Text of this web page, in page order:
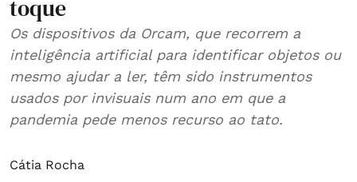
toque
Os dispositivos da Orcam, que recorrem a
inteligência artificial para identificar objetos ou
mesmo ajudar a ler, têm sido instrumentos
usados por invisuais num ano em que a
pandemia pede menos recurso ao tato.
Cátia Rocha